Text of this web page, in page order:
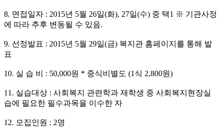
8. 면접일자 : 2015년 5월 26일(화), 27일(수) 중 택1 ※ 기관사정
에 따라 추후 변동될 수 있음.
9. 선정발표 : 2015년 5월 29일(금) 복지관 홈페이지를 통해 발
표
10. 실 습 비 : 50,000원 * 중식비별도 (1식 2,800원)
11. 실습대상 : 사회복지 관련학과 재학생 중 사회복지현장실
습에 필요한 필수과목을 이수한 자
12. 모집인원 : 2명